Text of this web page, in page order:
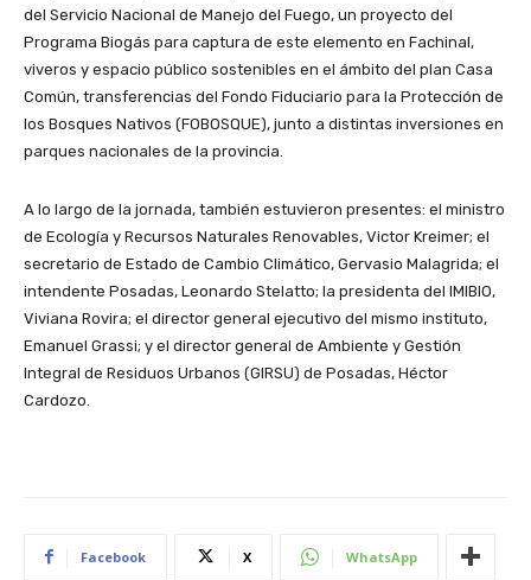
del Servicio Nacional de Manejo del Fuego, un proyecto del
Programa Biogás para captura de este elemento en Fachinal,
viveros y espacio público sostenibles en el ámbito del plan Casa
Común, transferencias del Fondo Fiduciario para la Protección de
los Bosques Nativos (FOBOSQUE), junto a distintas inversiones en
parques nacionales de la provincia.
A lo largo de la jornada, también estuvieron presentes: el ministro
de Ecología y Recursos Naturales Renovables, Victor Kreimer; el
secretario de Estado de Cambio Climático, Gervasio Malagrida; el
intendente Posadas, Leonardo Stelatto; la presidenta del IMIBIO,
Viviana Rovira; el director general ejecutivo del mismo instituto,
Emanuel Grassi; y el director general de Ambiente y Gestión
Integral de Residuos Urbanos (GIRSU) de Posadas, Héctor
Cardozo.
Facebook X WhatsApp